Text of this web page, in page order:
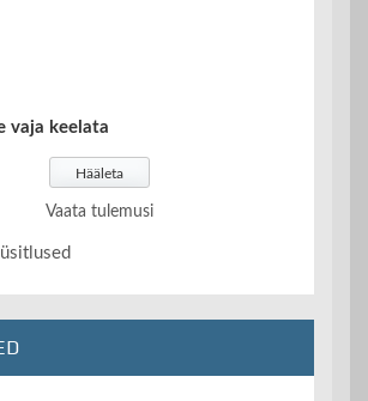
vaja keelata
Vaata tulemusi